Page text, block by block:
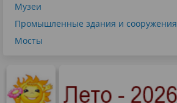
Музеи
Промышленные здания и сооружения
Мосты